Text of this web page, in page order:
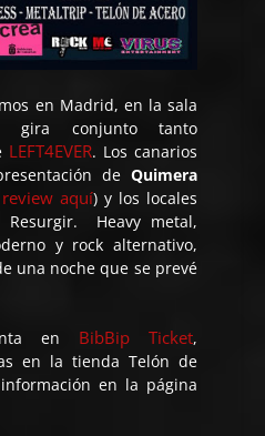
en Madrid, en la sala
conjunto tanto
LEFT4EVER. Los canarios
de Quimera
aquí) y los locales
Resurgir. Heavy metal,
y rock alternativo,
una noche que se prevé
en BibBip Ticket,
en la tienda Telón de
en la página